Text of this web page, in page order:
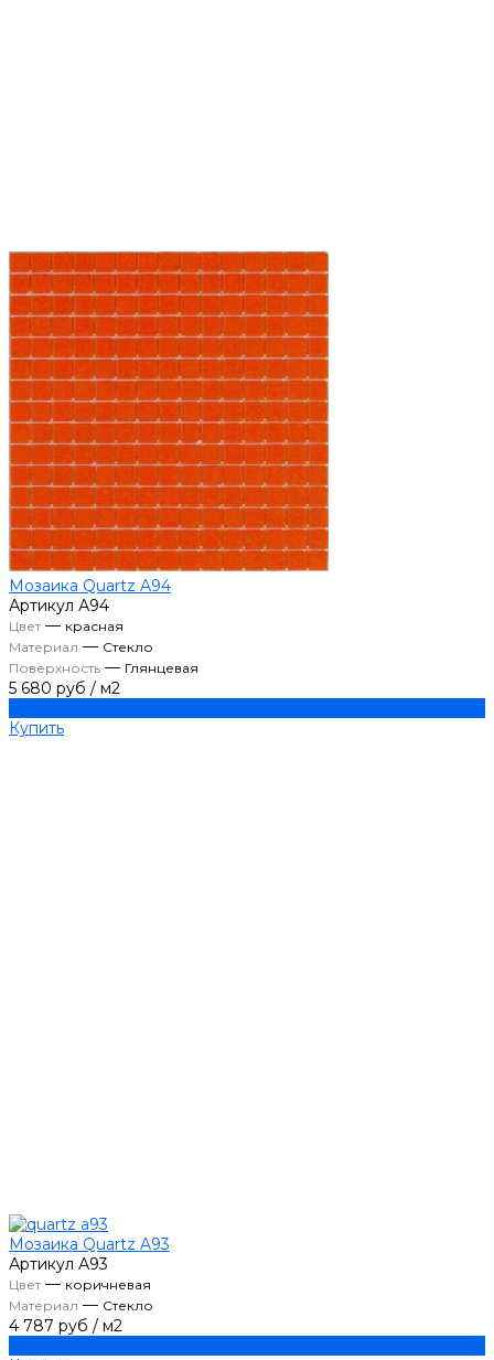
Мозаика Quartz A94
Артикул А94
Цвет— красная
Материал — Стекло
Поверхность — Глянцевая
5 680 руб / м2
Купить
Мозаика Quartz A93
Артикул А93
Цвет— коричневая
Материал — Стекло
4 787 руб / м2